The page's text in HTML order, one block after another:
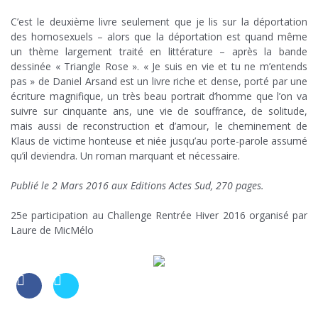
C’est le deuxième livre seulement que je lis sur la déportation
des homosexuels – alors que la déportation est quand même
un thème largement traité en littérature – après la bande
dessinée « Triangle Rose ». « Je suis en vie et tu ne m’entends
pas » de Daniel Arsand est un livre riche et dense, porté par une
écriture magnifique, un très beau portrait d’homme que l’on va
suivre sur cinquante ans, une vie de souffrance, de solitude,
mais aussi de reconstruction et d’amour, le cheminement de
Klaus de victime honteuse et niée jusqu’au porte-parole assumé
qu’il deviendra. Un roman marquant et nécessaire.
Publié le 2 Mars 2016 aux Editions Actes Sud, 270 pages.
25e participation au Challenge Rentrée Hiver 2016 organisé par
Laure de MicMélo